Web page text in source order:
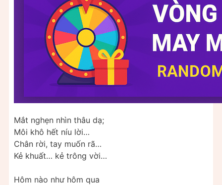
Mắt nghẹn nhìn thâu dạ;
Môi khô hết níu lời…
Chân rời, tay muốn rã…
Kẻ khuất… kẻ trông vời…
Hôm nào như hôm qua